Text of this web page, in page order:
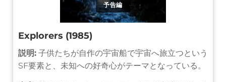
予告編
Explorers (1985)
説明: 子供たちが自作の宇宙船で宇宙へ旅立つという
SF要素と、未知への好奇心がテーマとなっている。